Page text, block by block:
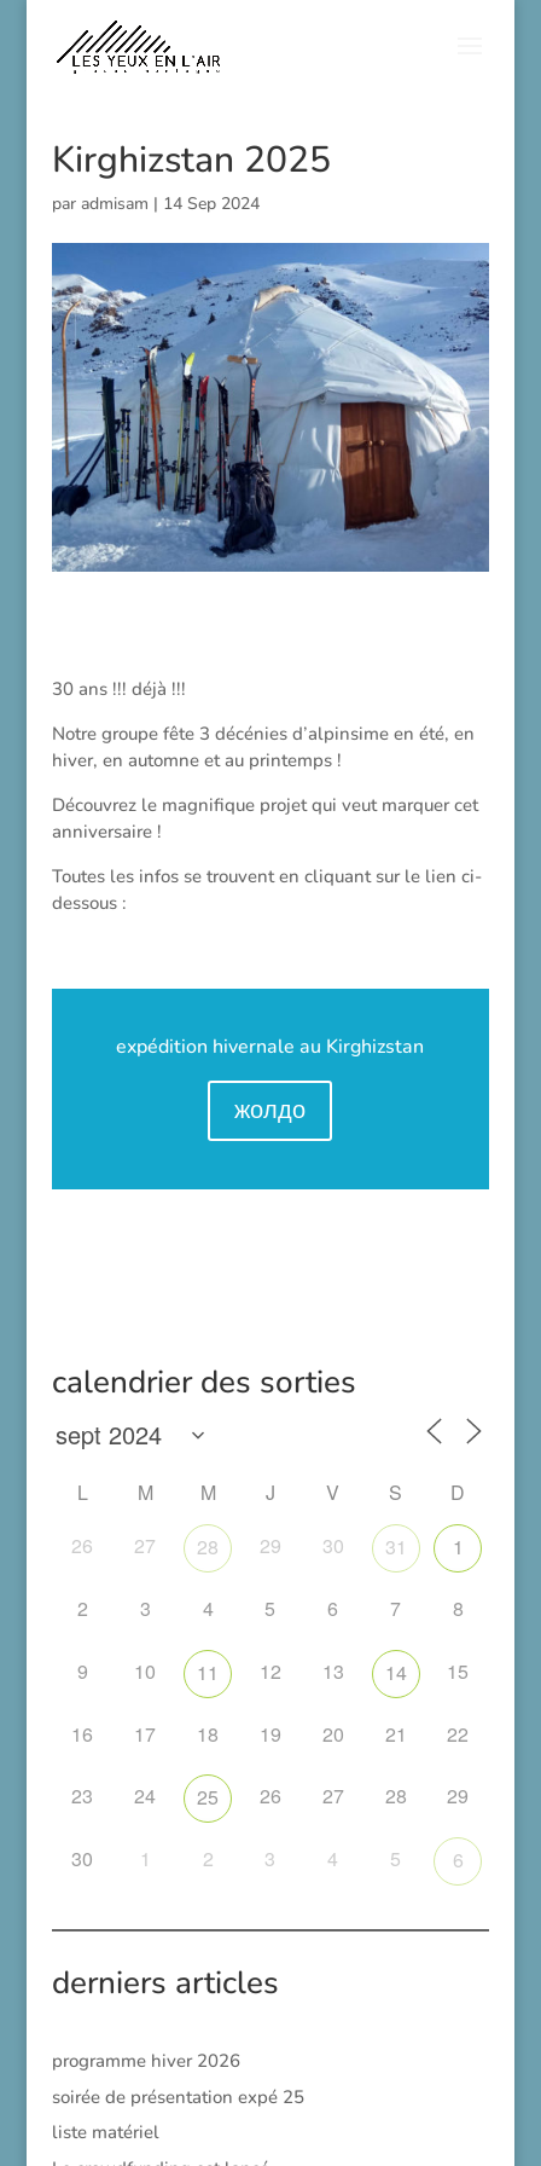
Kirghizstan 2025
par admisam | 14 Sep 2024
30 ans !!! déjà !!!
Notre groupe fête 3 décénies d’alpinsime en été, en
hiver, en automne et au printemps !
Découvrez le magnifique projet qui veut marquer cet
anniversaire !
Toutes les infos se trouvent en cliquant sur le lien ci-
dessous :
expédition hivernale au Kirghizstan
жолдо
calendrier des sorties
L M M J V S
D
26
27 28 29 30 31 1
2 3 4 5 6 7 8
9 10 11 12 13 14 15
16 17 18 19 20 21 22
23 24 25 26 27 28 29
30 1 2 3 4 5 6
derniers articles
programme hiver 2026
soirée de présentation expé 25
liste matériel